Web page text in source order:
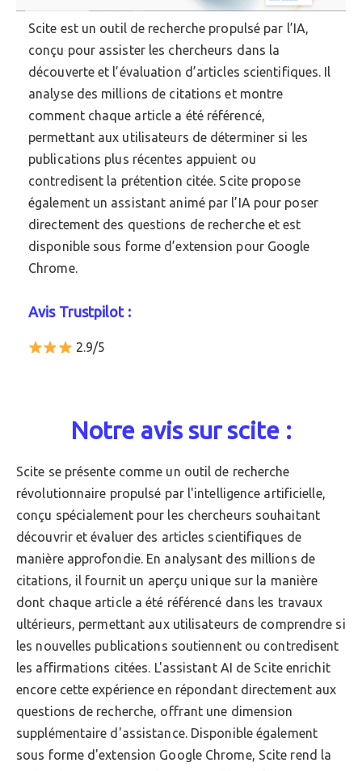
Scite est un outil de recherche propulsé par l’IA,
conçu pour assister les chercheurs dans la
découverte et l’évaluation d’articles scientifiques. Il
analyse des millions de citations et montre
comment chaque article a été référencé,
permettant aux utilisateurs de déterminer si les
publications plus récentes appuient ou
contredisent la prétention citée. Scite propose
également un assistant animé par l’IA pour poser
directement des questions de recherche et est
disponible sous forme d’extension pour Google
Chrome.
Avis Trustpilot :
2.9/5
Notre avis sur scite :
Scite se présente comme un outil de recherche
révolutionnaire propulsé par l'intelligence artificielle,
conçu spécialement pour les chercheurs souhaitant
découvrir et évaluer des articles scientifiques de
manière approfondie. En analysant des millions de
citations, il fournit un aperçu unique sur la manière
dont chaque article a été référencé dans les travaux
ultérieurs, permettant aux utilisateurs de comprendre si
les nouvelles publications soutiennent ou contredisent
les affirmations citées. L'assistant AI de Scite enrichit
encore cette expérience en répondant directement aux
questions de recherche, offrant une dimension
supplémentaire d'assistance. Disponible également
sous forme d'extension Google Chrome, Scite rend la